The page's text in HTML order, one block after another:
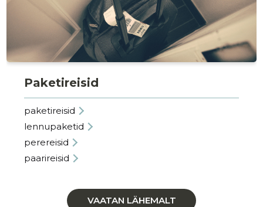
Paketireisid
paketireisid
lennupaketid
perereisid
paarireisid
VAATAN LÄHEMALT